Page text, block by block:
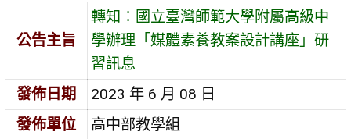
公告主旨
轉知：國立臺灣師範大學附屬高級中
學辦理「媒體素養教案設計講座」研
習訊息
發佈日期
2023 年 6 月 08 日
發佈單位
高中部教學組